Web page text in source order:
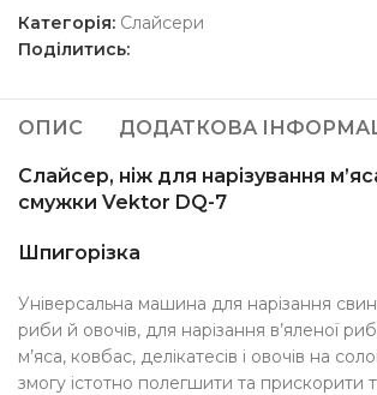
Категорія: Слайсери
Поділитись:
ОПИС ДОДАТКОВА
Слайсер, ніж для нарізування
смужки Vektor DQ-7
Шпигорізка
Універсальна машина для нарізання
риби й овочів, для нарізання в’яленої
м’яса, ковбас, делікатесів і овочів на
змогу істотно полегшити та прискорити